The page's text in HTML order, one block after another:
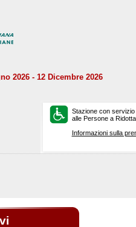
2026 - 12 Dicembre 2026
Stazione con
alle Persone a
Informazioni sulla